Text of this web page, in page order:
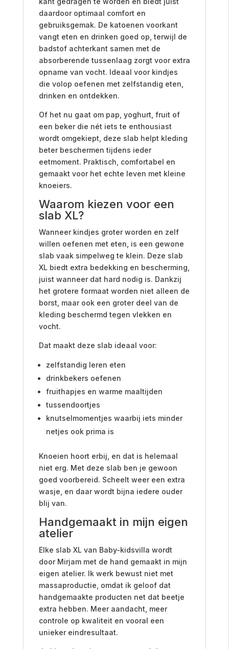
daardoor optimaal comfort en
gebruiksgemak. De katoenen voorkant
vangt eten en drinken goed op, terwijl de
badstof achterkant samen met de
absorberende tussenlaag zorgt voor extra
opname van vocht. Ideaal voor kindjes
die volop oefenen met zelfstandig eten,
drinken en ontdekken.
Of het nu gaat om pap, yoghurt, fruit of
een beker die nét iets te enthousiast
wordt omgekiept, deze slab helpt kleding
beter beschermen tijdens ieder
eetmoment. Praktisch, comfortabel en
gemaakt voor het echte leven met kleine
knoeiers.
Waarom kiezen voor een
slab XL?
Wanneer kindjes groter worden en zelf
willen oefenen met eten, is een gewone
slab vaak simpelweg te klein. Deze slab
XL biedt extra bedekking en bescherming,
juist wanneer dat hard nodig is. Dankzij
het grotere formaat worden niet alleen de
borst, maar ook een groter deel van de
kleding beschermd tegen vlekken en
vocht.
Dat maakt deze slab ideaal voor:
zelfstandig leren eten
drinkbekers oefenen
fruithapjes en warme maaltijden
tussendoortjes
knutselmomentjes waarbij iets minder
netjes ook prima is
Knoeien hoort erbij, en dat is helemaal
niet erg. Met deze slab ben je gewoon
goed voorbereid. Scheelt weer een extra
wasje, en daar wordt bijna iedere ouder
blij van.
Handgemaakt in mijn eigen
atelier
Elke slab XL van Baby-kidsvilla wordt
door Mirjam met de hand gemaakt in mijn
eigen atelier. Ik werk bewust niet met
massaproductie, omdat ik geloof dat
handgemaakte producten net dat beetje
extra hebben. Meer aandacht, meer
controle op kwaliteit en vooral een
unieker eindresultaat.